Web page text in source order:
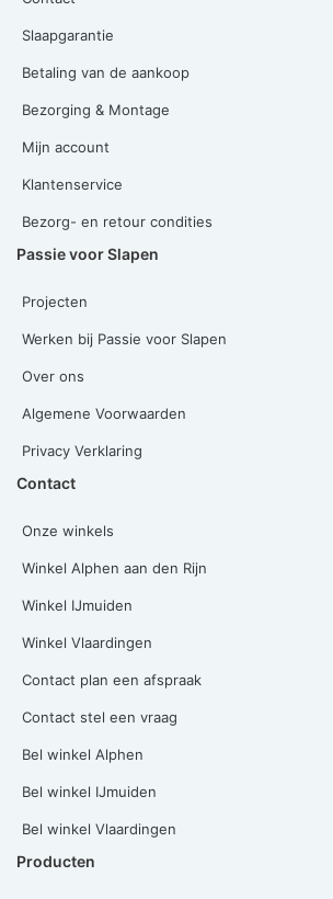
Slaapgarantie
Betaling van de aankoop
Bezorging & Montage
Mijn account
Klantenservice
Bezorg- en retour condities
Passie voor Slapen
Projecten
Werken bij Passie voor Slapen
Over ons
Algemene Voorwaarden
Privacy Verklaring
Contact
Onze winkels
Winkel Alphen aan den Rijn
Winkel IJmuiden
Winkel Vlaardingen
Contact plan een afspraak
Contact stel een vraag
Bel winkel Alphen
Bel winkel IJmuiden
Bel winkel Vlaardingen
Producten